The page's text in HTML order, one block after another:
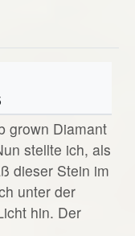
grown Diamant
stellte ich, als
dieser Stein im
unter der
hin. Der